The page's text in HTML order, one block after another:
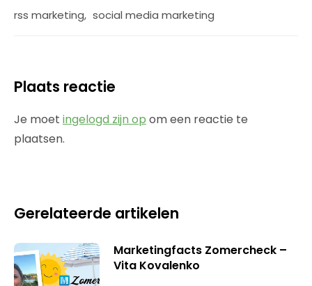
rss marketing, social media marketing
Plaats reactie
Je moet ingelogd zijn op om een reactie te
plaatsen.
Gerelateerde artikelen
Marketingfacts Zomercheck –
Vita Kovalenko